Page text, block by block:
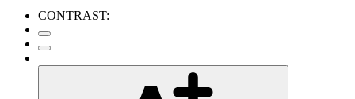
CONTRAST: